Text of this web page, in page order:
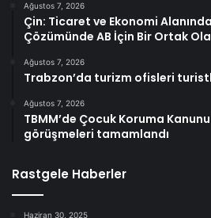
Ağustos 7, 2026
Çin: Ticaret ve Ekonomi
Çözümünde AB İçin Bir Ortak
Ağustos 7, 2026
Trabzon’da turizm ofisleri
Ağustos 7, 2026
TBMM’de Çocuk Koruma
görüşmeleri tamamlandı
Rastgele Haberler
Haziran 30, 2025